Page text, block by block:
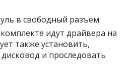
в свободный разъем.
идут драйвера на
также установить,
и проследовать